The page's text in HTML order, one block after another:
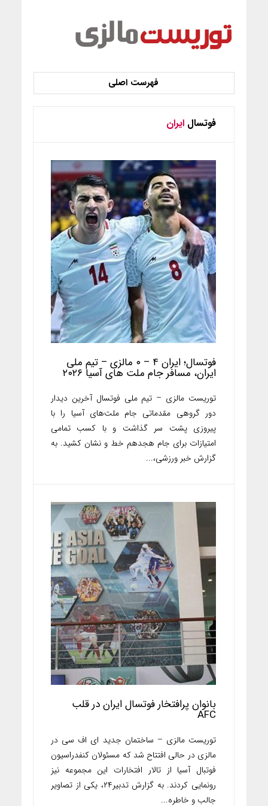
فوتسال ایران
فوتسال؛ ایران ۴ – ۰ مالزی – تیم ملی
ایران، مسافر جام ملت های آسیا ۲۰۲۶
توریست مالزی – تیم ملی فوتسال آخرین دیدار
دور گروهی مقدماتی جام ملت‌های آسیا را با
پیروزی پشت سر گذاشت و با کسب تمامی
امتیازات برای جام هجدهم خط و نشان کشید. به
گزارش خبر ورزشی،...
بانوان پرافتخار فوتسال ایران در قلب
AFC
توریست مالزی – ساختمان جدید ای اف سی در
مالزی در حالی افتتاح شد که مسئولان کنفدراسیون
فوتبال آسیا از تالار افتخارات این مجموعه نیز
رونمایی کردند. به گزارش تدبیر۲۴، یکی از تصاویر
جالب و خاطره...